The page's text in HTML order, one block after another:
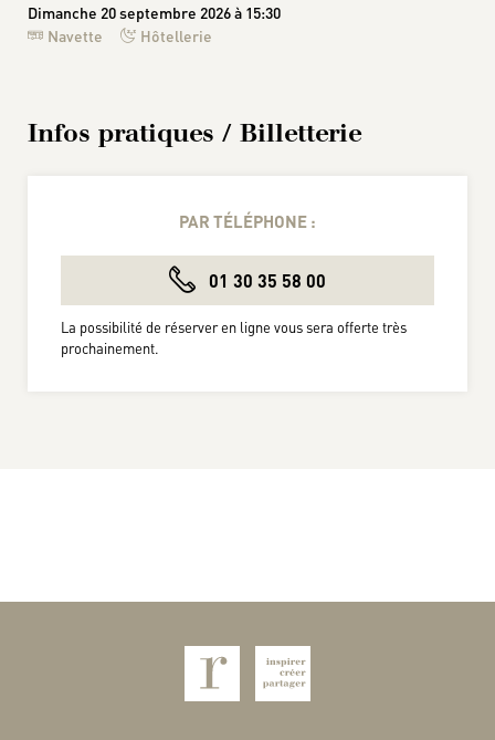
Dimanche 20 septembre 2026 à 15:30
Navette
Hôtellerie
Infos pratiques / Billetterie
PAR TÉLÉPHONE :
01 30 35 58 00
La possibilité de réserver en ligne vous sera offerte très
prochainement.